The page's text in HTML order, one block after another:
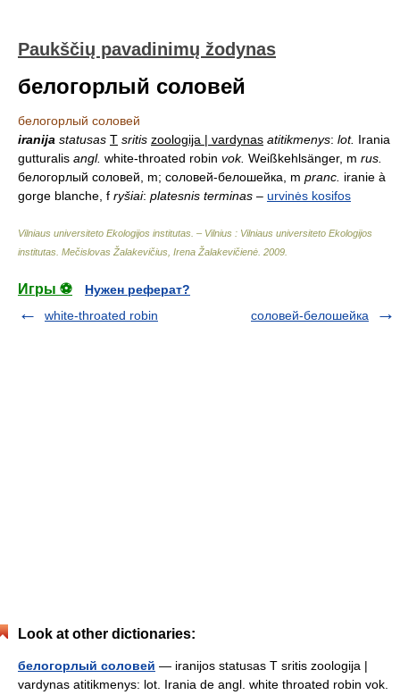
Paukščių pavadinimų žodynas
белогорлый соловей
белогорлый соловей
iranija statusas T sritis zoologija | vardynas atitikmenys: lot. Irania
gutturalis angl. white-throated robin vok. Weißkehlsänger, m rus.
белогорлый соловей, m; соловей-белошейка, m pranc. iranie à
gorge blanche, f ryšiai: platesnis terminas – urvinės kosifos
Vilniaus universiteto Ekologijos institutas. – Vilnius : Vilniaus universiteto Ekologijos
institutas Mečislovas Žalakevičius, Irena Žalakevičienė 2009
Игры ⚽
Нужен реферат?
white-throated robin
соловей-белошейка
Look at other dictionaries:
белогорлый соловей — iranijos statusas T sritis zoologija |
vardynas atitikmenys: lot. Irania de angl. white throated robin vok.